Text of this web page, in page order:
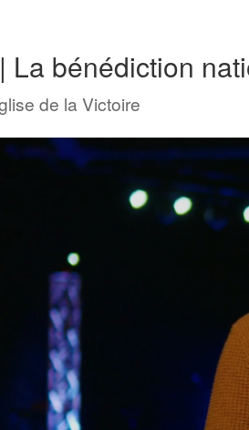
La bénédiction
de la Victoire